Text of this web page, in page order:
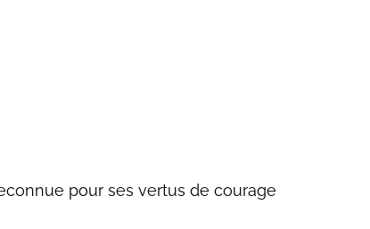
pour ses vertus de courage